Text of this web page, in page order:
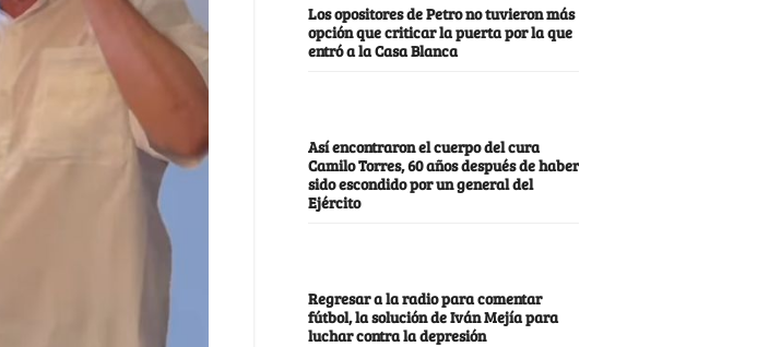
Los opositores de Petro no tuvieron más
opción que criticar la puerta por la que
entró a la Casa Blanca
Así encontraron el cuerpo del cura
Camilo Torres, 60 años después de haber
sido escondido por un general del
Ejército
Regresar a la radio para comentar
fútbol, la solución de Iván Mejía para
luchar contra la depresión